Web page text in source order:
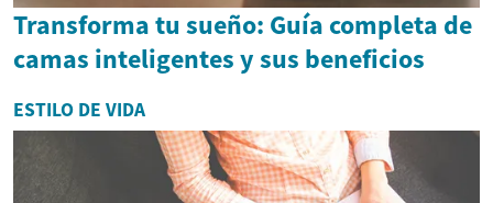
Transforma tu sueño: Guía completa de
camas inteligentes y sus beneficios
ESTILO DE VIDA